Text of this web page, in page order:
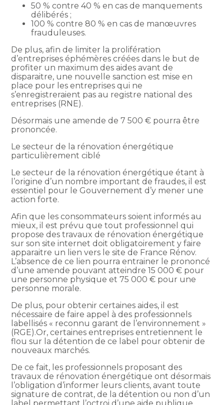
50 % contre 40 % en cas de manquements
délibérés ;
100 % contre 80 % en cas de manœuvres
frauduleuses.
De plus, afin de limiter la prolifération
d’entreprises éphémères créées dans le but de
profiter un maximum des aides avant de
disparaitre, une nouvelle sanction est mise en
place pour les entreprises qui ne
s’enregistreraient pas au registre national des
entreprises (RNE).
Désormais une amende de 7 500 € pourra être
prononcée.
Le secteur de la rénovation énergétique
particulièrement ciblé
Le secteur de la rénovation énergétique étant à
l’origine d’un nombre important de fraudes, il est
essentiel pour le Gouvernement d’y mener une
action forte.
Afin que les consommateurs soient informés au
mieux, il est prévu que tout professionnel qui
propose des travaux de rénovation énergétique
sur son site internet doit obligatoirement y faire
apparaitre un lien vers le site de France Rénov.
L’absence de ce lien pourra entrainer le prononcé
d’une amende pouvant atteindre 15 000 € pour
une personne physique et 75 000 € pour une
personne morale.
De plus, pour obtenir certaines aides, il est
nécessaire de faire appel à des professionnels
labellisés « reconnu garant de l’environnement »
(RGE).Or, certaines entreprises entretiennent le
flou sur la détention de ce label pour obtenir de
nouveaux marchés.
De ce fait, les professionnels proposant des
travaux de rénovation énergétique ont désormais
l’obligation d’informer leurs clients, avant toute
signature de contrat, de la détention ou non d’un
label permettant l’octroi d’une aide publique.